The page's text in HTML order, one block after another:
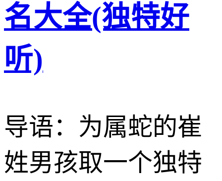
名大全(独特好
听)
导语：为属蛇的崔
姓男孩取一个独特